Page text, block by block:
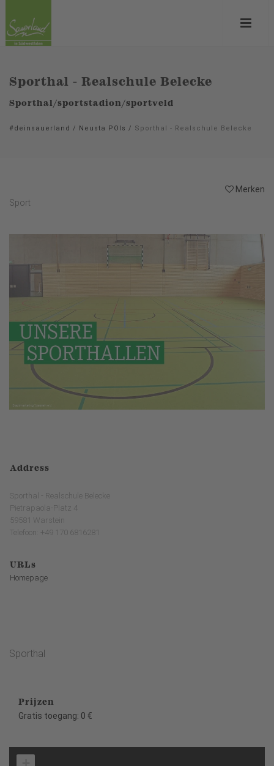
Sporthal - Realschule Belecke
Sporthal/sportstadion/sportveld
#deinsauerland / Neusta POIs / Sporthal - Realschule Belecke
Merken
Sport
Address
Sporthal - Realschule Belecke
Pietrapaola-Platz 4
59581 Warstein
Telefoon: +49 170 6816281
URLs
Homepage
Sporthal
Prijzen
Gratis toegang: 0 €